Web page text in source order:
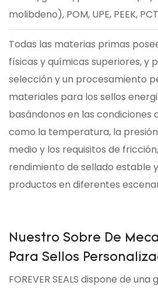
molibdeno), POM, UPE, PEEK,
Todas las materias primas
físicas y químicas superiores, y
selección y un procesamiento
materiales para los sellos
basándonos en las condiciones
como la temperatura, la
medio y los requisitos de
rendimiento de sellado estable
productos en diferentes
Nuestro Sobre De
Para Sellos
FOREVER SEALS dispone de una